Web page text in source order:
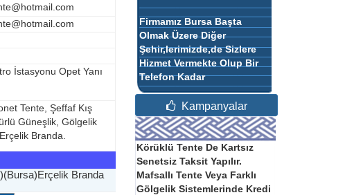
İstasyonu Opet Yanı
Tente, Şeffaf Kış
Güneşlik, Gölgelik
Branda.
Branda
Anlayışı İle 11.yılındada
Sizlere Hizmet Vermeye
Devam Etmektedir.
Kampanyalar
Körüklü Tente De Kartsız
Senetsiz Taksit Yapılır.
Mafsallı Tente Veya Farklı
Gölgelik Sistemlerinde Kredi